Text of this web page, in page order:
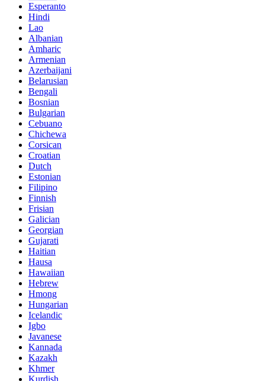
Esperanto
Hindi
Lao
Albanian
Amharic
Armenian
Azerbaijani
Belarusian
Bengali
Bosnian
Bulgarian
Cebuano
Chichewa
Corsican
Croatian
Dutch
Estonian
Filipino
Finnish
Frisian
Galician
Georgian
Gujarati
Haitian
Hausa
Hawaiian
Hebrew
Hmong
Hungarian
Icelandic
Igbo
Javanese
Kannada
Kazakh
Khmer
Kurdish